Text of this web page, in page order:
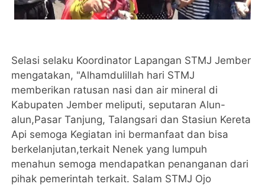
Selasi selaku Koordinator Lapangan STMJ Jember
mengatakan, "Alhamdulillah hari STMJ
memberikan ratusan nasi dan air mineral di
Kabupaten Jember meliputi, seputaran Alun-
alun,Pasar Tanjung, Talangsari dan Stasiun Kereta
Api semoga Kegiatan ini bermanfaat dan bisa
berkelanjutan,terkait Nenek yang lumpuh
menahun semoga mendapatkan penanganan dari
pihak pemerintah terkait. Salam STMJ Ojo